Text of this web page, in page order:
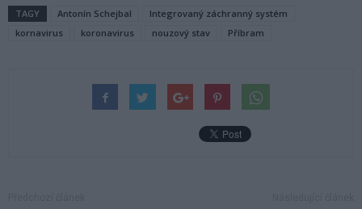
TAGY Antonín Schejbal
Integrovaný záchranný systém
kornavirus
koronavirus nouzový stav Příbram